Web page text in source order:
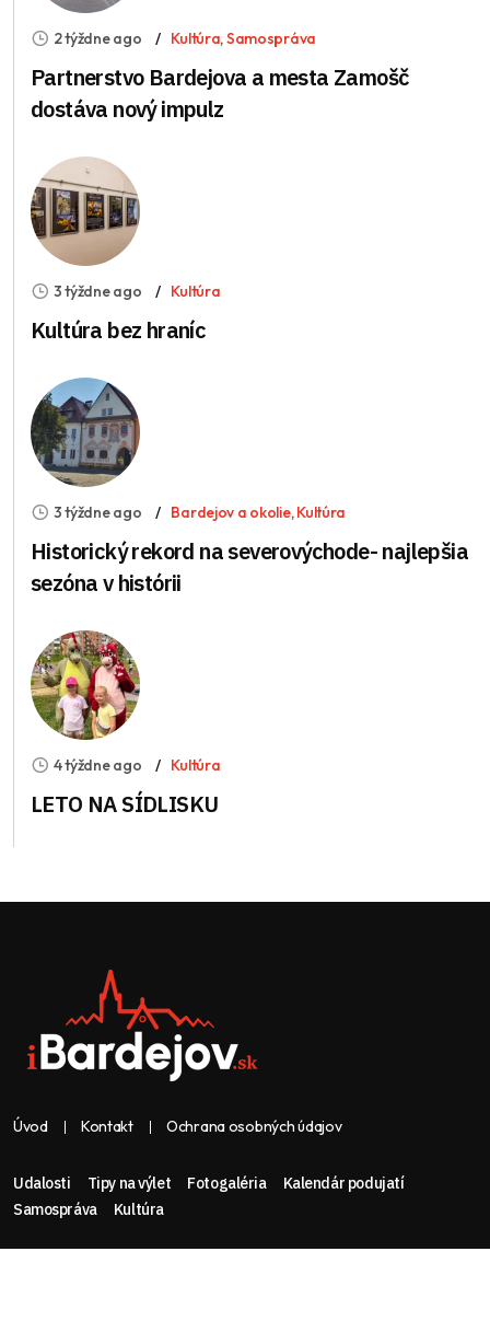
2 týždne ago Kultúra,Samospráva
Partnerstvo Bardejova a mesta Zamošč
dostáva nový impulz
3 týždne ago Kultúra
Kultúra bez hraníc
3 týždne ago Bardejov a okolie,Kultúra
Historický rekord na severovýchode- najlepšia
sezóna v histórii
4 týždne ago Kultúra
LETO NA SÍDLISKU
Úvod Kontakt Ochrana osobných údajov
Udalosti Tipy na výlet Fotogaléria
Kalendár podujatí
Samospráva
Kultúra